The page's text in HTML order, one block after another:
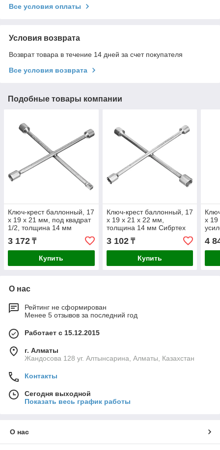
Все условия оплаты
Условия возврата
Возврат товара в течение 14 дней за счет покупателя
Все условия возврата
Подобные товары компании
Ключ-крест баллонный, 17
х 19 х 21 мм, под квадрат
1/2, толщина 14 мм
Сибртех
3 172 ₸
Купить
Ключ-крест баллонный, 17
х 19 х 21 х 22 мм,
толщина 14 мм Сибртех
3 102₸
Купить
х
4
О нас
Рейтинг не сформирован
Менее 5 отзывов за последний год
Работает с 15.12.2015
г. Алматы
Жандосова 128 уг. Алтынсарина, Алматы, Казахстан
Контакты
Сегодня выходной
Показать весь график работы
О нас